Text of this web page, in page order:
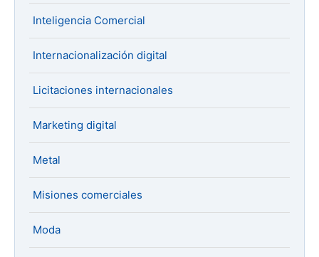
Inteligencia Comercial
Internacionalización digital
Licitaciones internacionales
Marketing digital
Metal
Misiones comerciales
Moda